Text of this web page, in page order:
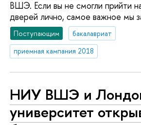
ВШЭ. Если вы не смогли прийти
дверей лично, самое важное мы
Поступающим
бакалавриат
приемная кампания 2018
НИУ ВШЭ и
университет